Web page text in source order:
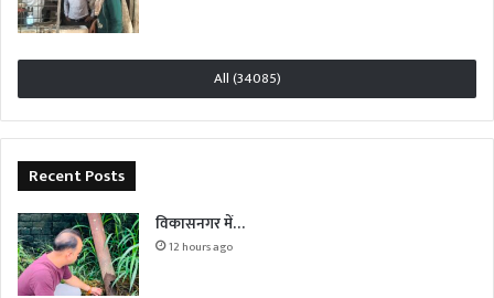
All (34085)
Recent Posts
विकासनगर में…
12 hours ago